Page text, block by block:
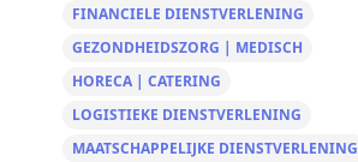
FINANCIELE DIENSTVERLENING
GEZONDHEIDSZORG | MEDISCH
HORECA | CATERING
LOGISTIEKE DIENSTVERLENING
MAATSCHAPPELIJKE DIENSTVERLENING